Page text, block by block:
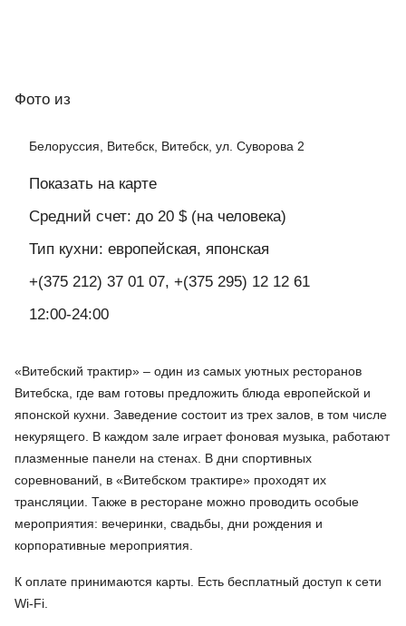
Фото из
Белоруссия, Витебск, Витебск, ул. Суворова 2
Показать на карте
Средний счет: до 20 $ (на человека)
Тип кухни: европейская, японская
+(375 212) 37 01 07, +(375 295) 12 12 61
12:00-24:00
«Витебский трактир» – один из самых уютных ресторанов
Витебска, где вам готовы предложить блюда европейской и
японской кухни. Заведение состоит из трех залов, в том числе
некурящего. В каждом зале играет фоновая музыка, работают
плазменные панели на стенах. В дни спортивных
соревнований, в «Витебском трактире» проходят их
трансляции. Также в ресторане можно проводить особые
мероприятия: вечеринки, свадьбы, дни рождения и
корпоративные мероприятия.
К оплате принимаются карты. Есть бесплатный доступ к сети
Wi-Fi.